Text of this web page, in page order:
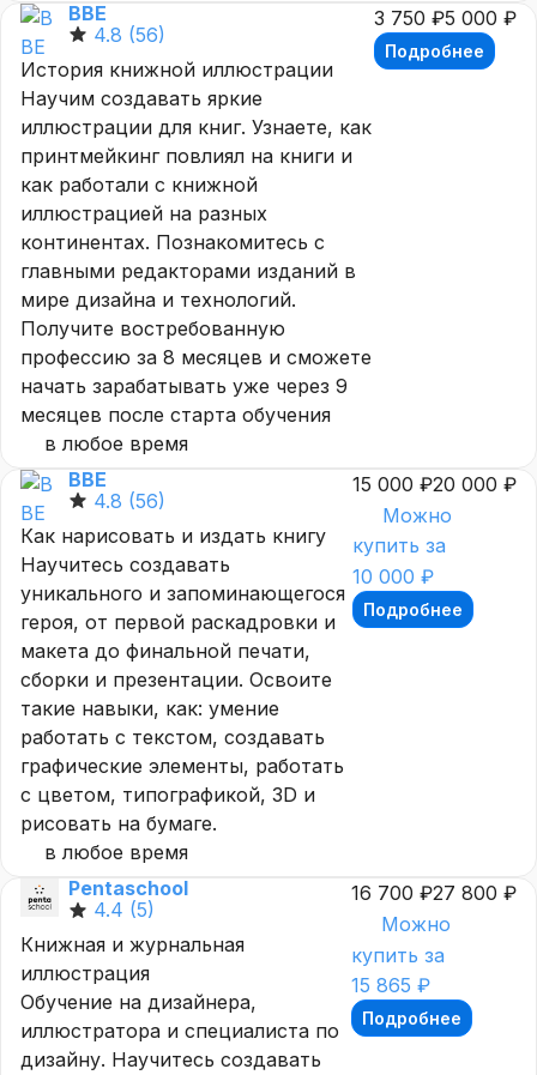
BBE
4.8 (56)
История книжной иллюстрации
Научим создавать яркие
иллюстрации для книг. Узнаете, как
принтмейкинг повлиял на книги и
как работали с книжной
иллюстрацией на разных
континентах. Познакомитесь с
главными редакторами изданий в
мире дизайна и технологий.
Получите востребованную
профессию за 8 месяцев и сможете
начать зарабатывать уже через 9
месяцев после старта обучения
в любое время
3 750 ₽5 000 ₽
Подробнее
BBE
4.8 (56)
Как нарисовать и издать книгу
Научитесь создавать
уникального и запоминающегося
героя, от первой раскадровки и
макета до финальной печати,
сборки и презентации. Освоите
такие навыки, как: умение
работать с текстом, создавать
графические элементы, работать
с цветом, типографикой, 3D и
рисовать на бумаге.
в любое время
15 000 ₽20 000 ₽
Можно
купить за
10 000 ₽
Подробнее
Pentaschool
4.4 (5)
Книжная и журнальная
иллюстрация
Обучение на дизайнера,
иллюстратора и специалиста по
дизайну. Научитесь создавать
16 700 ₽27 800 ₽
Можно
купить за
15 865 ₽
Подробнее